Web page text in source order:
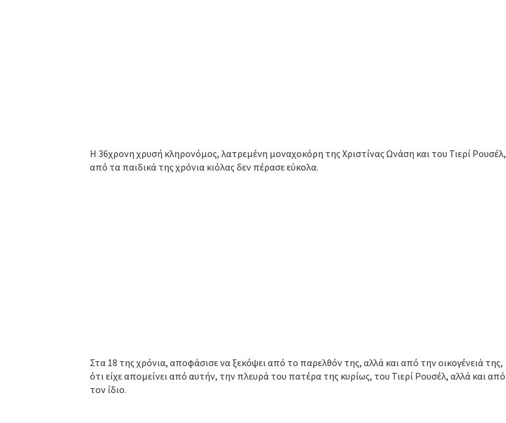
Η 36χρονη χρυσή κληρονόμος, λατρεμένη μοναχοκόρη της Χριστίνας Ωνάση και του Τιερί Ρουσέλ,
από τα παιδικά της χρόνια κιόλας δεν πέρασε εύκολα.
Στα 18 της χρόνια, αποφάσισε να ξεκόψει από το παρελθόν της, αλλά και από την οικογένειά της,
ότι είχε απομείνει από αυτήν, την πλευρά του πατέρα της κυρίως, του Τιερί Ρουσέλ, αλλά και από
τον ίδιο.